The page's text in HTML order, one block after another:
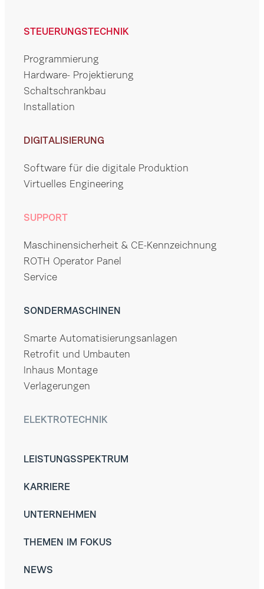
STEUERUNGSTECHNIK
Programmierung
Hardware- Projektierung
Schaltschrankbau
Installation
DIGITALISIERUNG
Software für die digitale Produktion
Virtuelles Engineering
SUPPORT
Maschinensicherheit & CE-Kennzeichnung
ROTH Operator Panel
Service
SONDERMASCHINEN
Smarte Automatisierungsanlagen
Retrofit und Umbauten
Inhaus Montage
Verlagerungen
ELEKTROTECHNIK
LEISTUNGSSPEKTRUM
KARRIERE
UNTERNEHMEN
THEMEN IM FOKUS
NEWS